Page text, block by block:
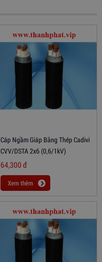
Cáp Ngầm Giáp Băng Thép Cadivi
CVV/DSTA 2x6 (0,6/1kV)
64,300đ
Xem thêm